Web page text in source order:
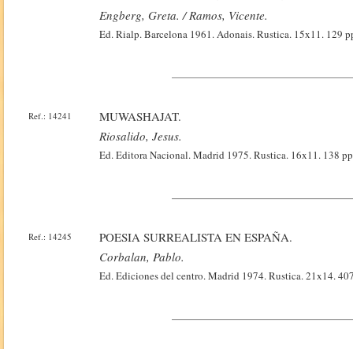
Engberg, Greta. / Ramos, Vicente.
Ed. Rialp. Barcelona 1961. Adonais. Rustica. 15x11. 129
Ref.: 14241
MUWASHAJAT.
Riosalido, Jesus.
Ed. Editora Nacional. Madrid 1975. Rustica. 16x11. 138
Ref.: 14245
POESIA SURREALISTA EN ESPAÑA.
Corbalan, Pablo.
Ed. Ediciones del centro. Madrid 1974. Rustica. 21x14.